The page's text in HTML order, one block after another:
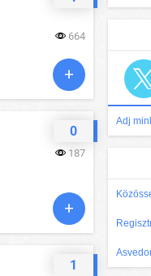
664
0
187
1
Adj